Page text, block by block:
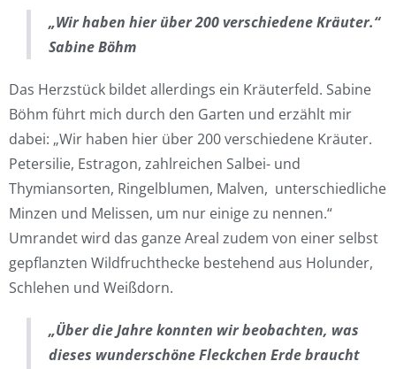
„Wir haben hier über 200 verschiedene Kräuter.“
Sabine Böhm
Das Herzstück bildet allerdings ein Kräuterfeld. Sabine
Böhm führt mich durch den Garten und erzählt mir
dabei: „Wir haben hier über 200 verschiedene Kräuter.
Petersilie, Estragon, zahlreichen Salbei- und
Thymiansorten, Ringelblumen, Malven, unterschiedliche
Minzen und Melissen, um nur einige zu nennen.“
Umrandet wird das ganze Areal zudem von einer selbst
gepflanzten Wildfruchthecke bestehend aus Holunder,
Schlehen und Weißdorn.
„Über die Jahre konnten wir beobachten, was
dieses wunderschöne Fleckchen Erde braucht